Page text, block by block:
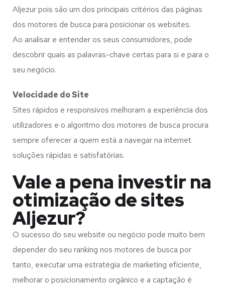
Aljezur pois são um dos principais critérios das páginas
dos motores de busca para posicionar os websites.
Ao analisar e entender os seus consumidores, pode
descobrir quais as palavras-chave certas para si e para o
seu negócio.
Velocidade do Site
Sites rápidos e responsivos melhoram a experiência dos
utilizadores e o algoritmo dos motores de busca procura
sempre oferecer a quem está a navegar na internet
soluções rápidas e satisfatórias.
Vale a pena investir na
otimização de sites
Aljezur?
O sucesso do seu website ou negócio pode muito bem
depender do seu ranking nos motores de busca por
tanto, executar uma estratégia de marketing eficiente,
melhorar o posicionamento orgânico e a captação é